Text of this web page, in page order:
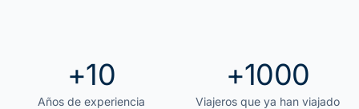
+10
Años de experiencia
+1000
Viajeros que ya han viajado